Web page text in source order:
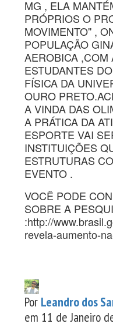
MG , ELA
PRÓPRIOS O
MOVIMENTO'' ,
POPULAÇÃO
AEROBICA ,COM
ESTUDANTES
FÍSICA DA
OURO
A VINDA DAS
A PRÁTICA DA
ESPORTE VAI
INSTITUIÇÕES
ESTRUTURAS
EVENTO .
VOCÊ PODE
SOBRE A
:http://
revela-aumento-
Por Leandro dos
em 11 de Janeiro